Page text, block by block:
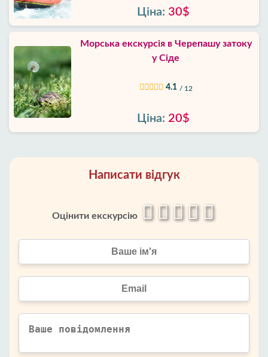
Ціна: 30$
Морська екскурсія в Черепашу затоку
у Сіде
4.1 / 12
Ціна: 20$
Написати відгук
Оцінити екскурсію